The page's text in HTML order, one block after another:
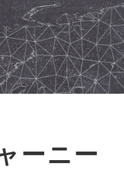
ーニー